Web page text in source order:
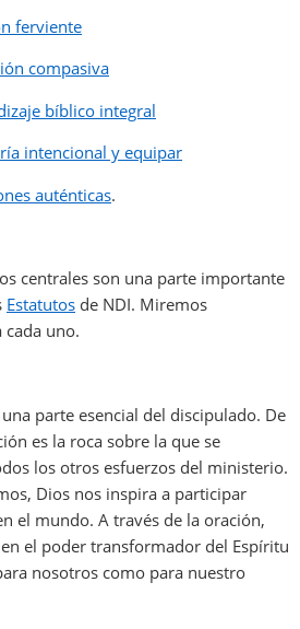
ferviente
compasiva
bíblico integral
intencional y equipar
auténticas.
centrales son una parte importante
Estatutos de NDI. Miremos
cada uno.
parte esencial del discipulado. De
es la roca sobre la que se
los otros esfuerzos del ministerio.
Dios nos inspira a participar
el mundo. A través de la oración,
el poder transformador del Espíritu
nosotros como para nuestro